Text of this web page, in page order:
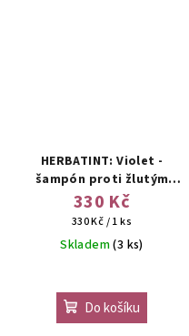
HERBATINT: Violet -
šampón proti žlutým
tónům
330 Kč
Měrná
cena:
330 Kč / 1 ks
Skladem(3 ks)
Do košíku